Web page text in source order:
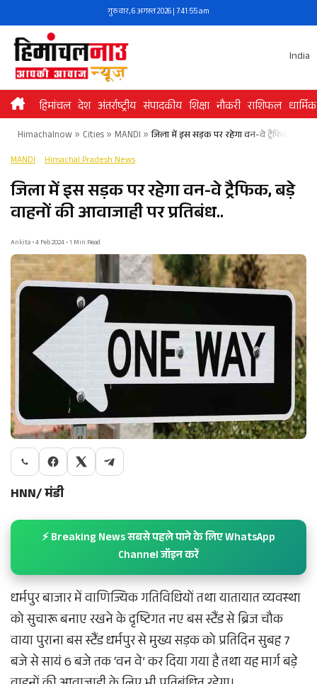
to
content
गुरुवार, 6 अगस्त 2026 | 7:41:55 am
India
हिमांचल देश अंतर्राष्ट्रीय संपादकीय शिक्षा नौकरी राशिफल धार्मिक
Himachalnow» Cities» MANDI » जिला में इस सड़क पर रहेगा वन-वे ट्रैफिक, बड़े
MANDI Himachal Pradesh News
जिला में इस सड़क पर रहेगा वन-वे ट्रैफिक, बड़े
वाहनों की आवाजाही पर प्रतिबंध..
Ankita • 4 Feb 2024 • 1 Min Read
HNN/ मंडी
⚡ Breaking News सबसे पहले पाने के लिए WhatsApp
Channel जॉइन करें
धर्मपुर बाजार में वाणिज्यिक गतिविधियों तथा यातायात व्यवस्था
को सुचारू बनाए रखने के दृष्टिगत नए बस स्टैंड से ब्रिज चौक
वाया पुराना बस स्टैंड धर्मपुर से मुख्य सड़क को प्रतिदिन सुबह 7
बजे से सायं 6 बजे तक ‘वन वे’ कर दिया गया है तथा यह मार्ग बड़े